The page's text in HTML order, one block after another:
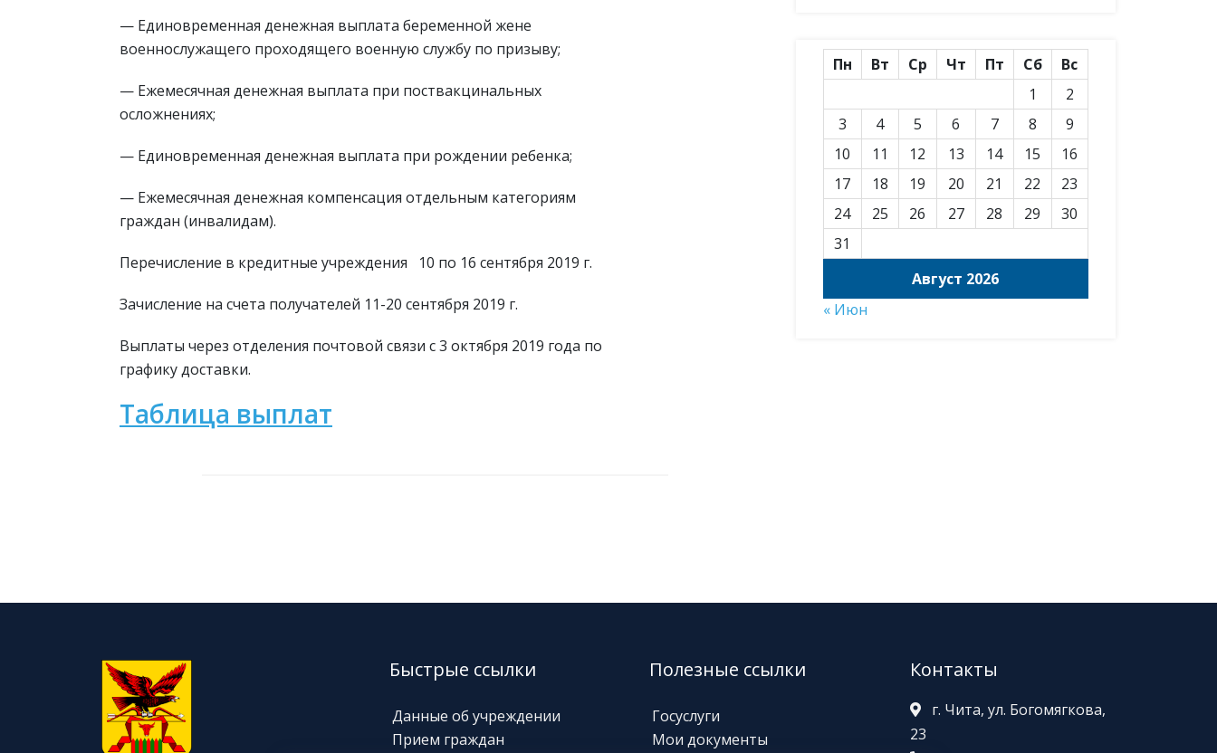
— Единовременная денежная выплата беременной жене
военнослужащего проходящего военную службу по призыву;
— Ежемесячная денежная выплата при поствакцинальных
осложнениях;
— Единовременная денежная выплата при рождении ребенка;
— Ежемесячная денежная компенсация отдельным категориям
граждан (инвалидам).
Перечисление в кредитные учреждения 10 по 16 сентября 2019 г.
Зачисление на счета получателей 11-20 сентября 2019 г.
Выплаты через отделения почтовой связи с 3 октября 2019 года по
графику доставки.
Таблица выплат
Август 2026
Пн Вт Ср Чт Пт Сб
Вс
1
2
3
4 5 6 7 8
9
10
11 12 13 14 15
16
17
18 19 20 21 22
23
24
25 26 27 28 29
30
31
« Июн
Быстрые ссылки
Данные об учреждении
Прием граждан
Полезные ссылки
Госуслуги
Мои документы
Контакты
г. Чита, ул. Богомягкова,
23